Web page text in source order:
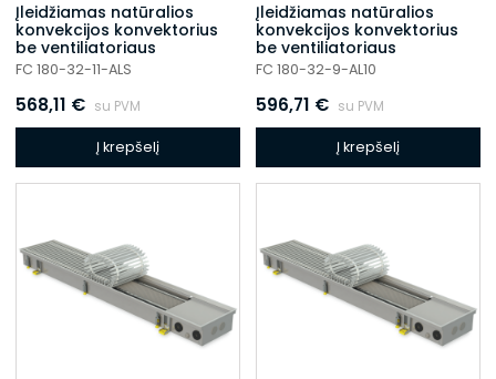
Įleidžiamas natūralios
konvekcijos konvektorius
be ventiliatoriaus
FC 180-32-11-ALS
568,11 € su PVM
Į krepšelį
Įleidžiamas natūralios
konvekcijos konvektorius
be ventiliatoriaus
FC 180-32-9-AL10
596,71 € su PVM
Į krepšelį